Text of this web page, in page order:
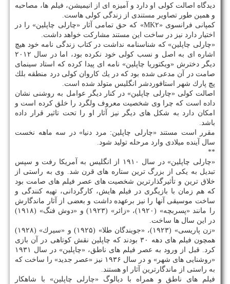
دیدگاه اصالت كولی او دارد و آمیزه ای از انیمیشن، فیلم ها، مصاحبه
و همین طور تصاویر مستندی از زندگی كولی هاست.
كمپانی فرانسوی «MK۲» كه حق تمامی آثار «چارلی چاپلین» را در
اختیار دارد نیز در ساخت این مستند مشاركت خواهد داشت.
«چارلی چاپلین» كه شناسنامه نداشت در كتاب زندگی نامه خود هیچ
اشاره ای به اصل و نسب كولی خود نكرده بود، اما در سال ۲۰۱۲
دیگر دخترش «ویكتوریا چاپلین» نامه ای پیدا كرده كه استاد سینمای
صامت در آن مدعی شده بود كه در یك كاروان كولی درد منطقه بلك
پچ پارك شهر استافوردشر انگلیس متولد شده است.
اصالت كولی «چارلی چاپلین» در كنار دیگر عوامل به روشنی نشان
داده است كه چرا وی شخصیت معروف ولگرد را خلق كرده است و
امكان دارد به شكل های دیگر نیز آثار او را تحت تاثیر قرار داده
باشد.
مقرر است مستند «چارلی چاپلین: مرد دنیا» در سه ماهه نخست
سال آینده میلادی وارد مرحله تولید شود.
**
«چارلی چاپلین» در سال ۱۹۱۰ از انگلیس به آمریكا رفت و سپس
تبدیل به یكی از بزرگ ترین ستاره های قرن شد. وی به راستی از
خلاق ترین و تأثیرگذارترین شخصیت های عصر فیلم های صامت بود
كه هم زمان با بازیگری در فیلم هایش، كارگردانی، تهیه كنندگی و
ساخت موسیقی آنها را نیز برعهده داشت و بعضی از آثار ماندگارش
را مانند «پسربچه» (۱۹۲۰)، «زائر» (۱۹۲۳) و «دوش فنگ» (۱۹۱۸)
در این سال ها ساخت.
«زن پاریسی» (۱۹۲۳)، «جویندگان طلا» (۱۹۲۵) و «سیرك» (۱۹۲۸)
همچون فیلم های دهه ۳۰ بودند كه چاپلین نقش كوتاهی در آن بازی
كرد. قبل از ورود به عصر فیلم های ناطق، «چاپلین» در سال ۱۹۳۱
«روشنایی های شهر» و در سال ۱۹۳۶ نیز «عصر جدید» را ساخت كه
به راستی از ماندگارترین آثار او هستند.
فیلم های ناطق و همراه با دیالوگ «چارلی چاپلین» با شاهكار